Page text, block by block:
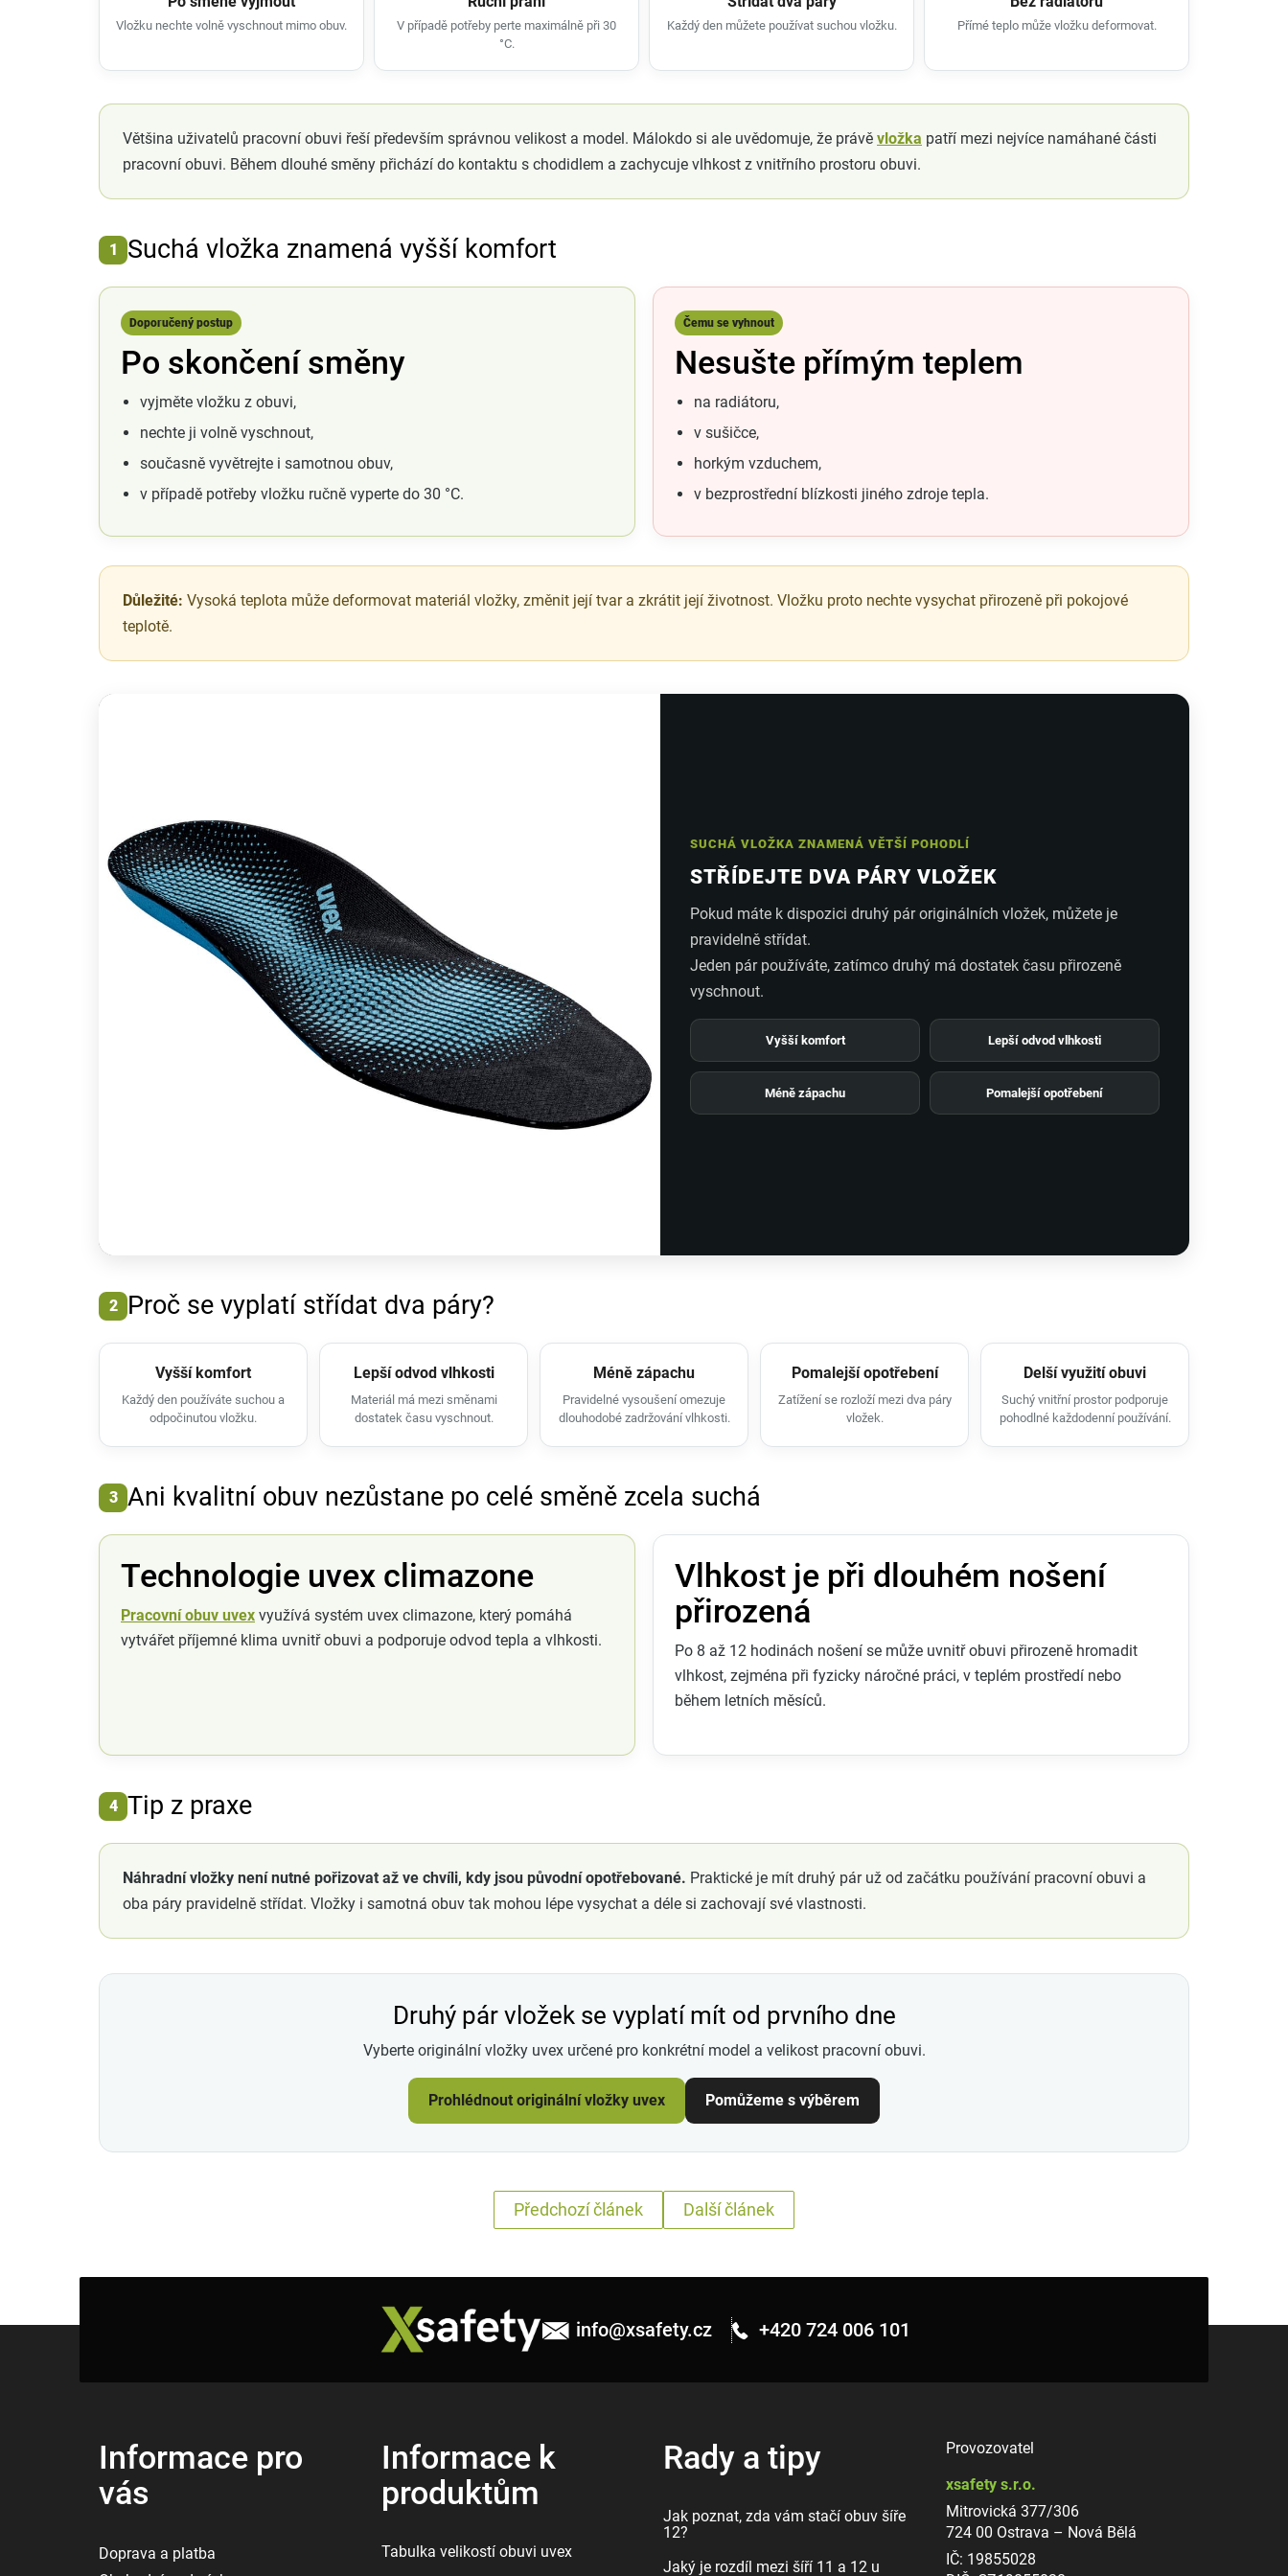
Vložku nechte volně vyschnout mimo obuv.
V případě potřeby perte maximálně při 30
°C.
Každý den můžete používat suchou vložku. Přímé teplo může vložku deformovat.
Většina uživatelů pracovní obuvi řeší především správnou velikost a model. Málokdo si ale uvědomuje, že právě vložka patří mezi nejvíce namáhané části
pracovní obuvi. Během dlouhé směny přichází do kontaktu s chodidlem a zachycuje vlhkost z vnitřního prostoru obuvi.
1 Suchá vložka znamená vyšší komfort
Doporučený postup
Po skončení směny
vyjměte vložku z obuvi,
nechte ji volně vyschnout,
současně vyvětrejte i samotnou obuv,
v případě potřeby vložku ručně vyperte do 30 °C.
Čemu se vyhnout
Nesušte přímým teplem
na radiátoru,
v sušičce,
horkým vzduchem,
v bezprostřední blízkosti jiného zdroje tepla.
Důležité: Vysoká teplota může deformovat materiál vložky, změnit její tvar a zkrátit její životnost. Vložku proto nechte vysychat přirozeně při pokojové
teplotě.
SUCHÁ VLOŽKA ZNAMENÁ VĚTŠÍ POHODLÍ
STŘÍDEJTE DVA PÁRY VLOŽEK
Pokud máte k dispozici druhý pár originálních vložek, můžete je
pravidelně střídat.
Jeden pár používáte, zatímco druhý má dostatek času přirozeně
vyschnout.
Vyšší komfort Lepší odvod vlhkosti
Méně zápachu Pomalejší opotřebení
2 Proč se vyplatí střídat dva páry?
Vyšší komfort
Každý den používáte suchou a
odpočinutou vložku.
Lepší odvod vlhkosti
Materiál má mezi směnami
dostatek času vyschnout.
Méně zápachu
Pravidelné vysoušení omezuje
dlouhodobé zadržování vlhkosti.
Pomalejší opotřebení
Zatížení se rozloží mezi dva páry
vložek.
Delší využití obuvi
Suchý vnitřní prostor podporuje
pohodlné každodenní používání.
3 Ani kvalitní obuv nezůstane po celé směně zcela suchá
Technologie uvex climazone
Pracovní obuv uvex využívá systém uvex climazone, který pomáhá
vytvářet příjemné klima uvnitř obuvi a podporuje odvod tepla a vlhkosti.
Vlhkost je při dlouhém nošení
přirozená
Po 8 až 12 hodinách nošení se může uvnitř obuvi přirozeně hromadit
vlhkost, zejména při fyzicky náročné práci, v teplém prostředí nebo
během letních měsíců.
4 Tip z praxe
Náhradní vložky není nutné pořizovat až ve chvíli, kdy jsou původní opotřebované. Praktické je mít druhý pár už od začátku používání pracovní obuvi a
oba páry pravidelně střídat. Vložky i samotná obuv tak mohou lépe vysychat a déle si zachovají své vlastnosti.
Druhý pár vložek se vyplatí mít od prvního dne
Vyberte originální vložky uvex určené pro konkrétní model a velikost pracovní obuvi.
Prohlédnout originální vložky uvex Pomůžeme s výběrem
Předchozí článek Další článek
info@xsafety.cz +420 724 006 101
Informace pro
vás
Doprava a platba
Informace k
produktům
Tabulka velikostí obuvi uvex
Rady a tipy
Jak poznat, zda vám stačí obuv šíře
12?
Jaký je rozdíl mezi šíří 11 a 12 u
Provozovatel
xsafety s.r.o.
Mitrovická 377/306
724 00 Ostrava – Nová Bělá
IČ: 19855028